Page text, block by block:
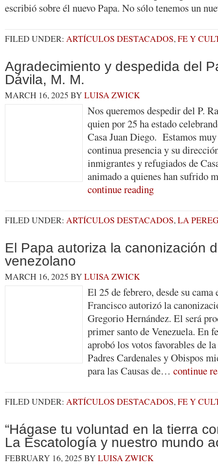
escribió sobre él nuevo Papa. No sólo tenemos un
FILED UNDER: ARTÍCULOS DESTACADOS,FE Y
Agradecimiento y despedida del
Dávila, M. M.
MARCH 16, 2025 BYLUISA ZWICK
Nos queremos despedir del P.
quien por 25 ha estado
Casa Juan Diego. Estamos
continua presencia y su
inmigrantes y refugiados de
animado a quienes han sufrido
continue reading
FILED UNDER: ARTÍCULOS DESTACADOS,LA
El Papa autoriza la canonización
venezolano
MARCH 16, 2025 BYLUISA ZWICK
El 25 de febrero, desde su
Francisco autorizó la
Gregorio Hernández. El será
primer santo de Venezuela. En
aprobó los votos favorables de
Padres Cardenales y Obispos
para las Causas de… continue
FILED UNDER: ARTÍCULOS DESTACADOS,FE Y
“Hágase tu voluntad en la tierra
La Escatología y nuestro mundo
FEBRUARY 16, 2025 BYLUISA ZWICK